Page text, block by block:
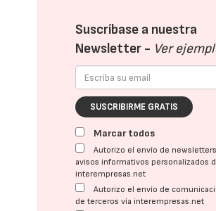
Suscríbase a nuestra
Newsletter - Ver
SUSCRIBIRME GRATIS
Marcar todos
Autorizo el envío de
avisos informativos personalizados
interempresas.net
Autorizo el envío de
de terceros vía interempresas.net